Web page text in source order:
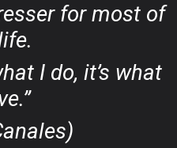
for most of
I do, it’s what